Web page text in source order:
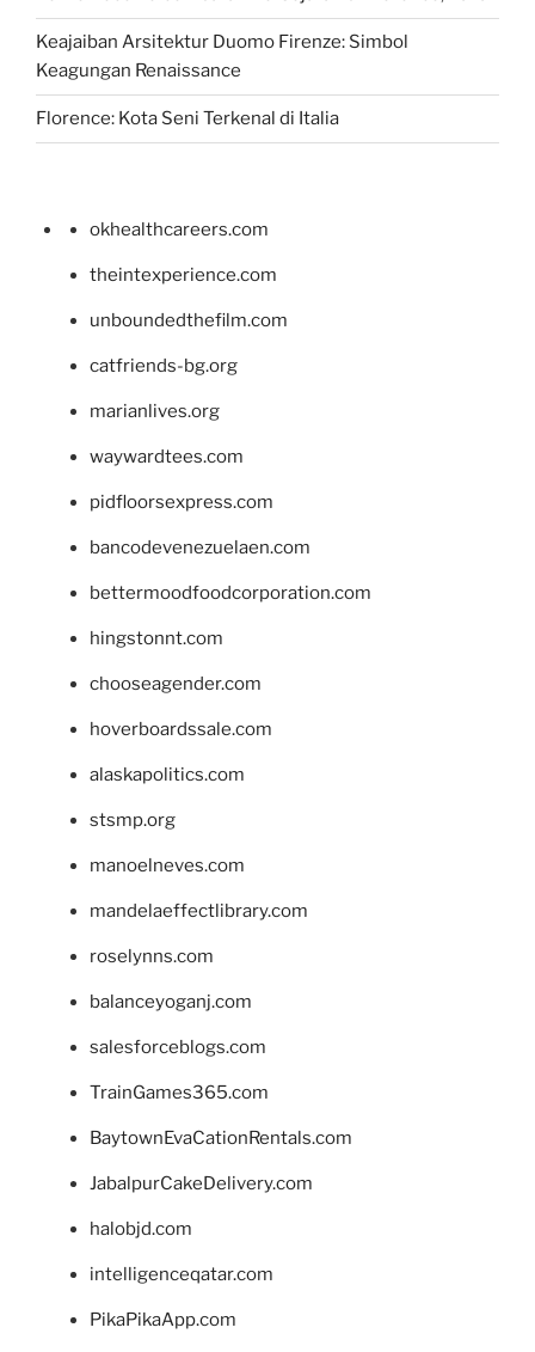
Keajaiban Arsitektur Duomo Firenze: Simbol
Keagungan Renaissance
Florence: Kota Seni Terkenal di Italia
okhealthcareers.com
theintexperience.com
unboundedthefilm.com
catfriends-bg.org
marianlives.org
waywardtees.com
pidfloorsexpress.com
bancodevenezuelaen.com
bettermoodfoodcorporation.com
hingstonnt.com
chooseagender.com
hoverboardssale.com
alaskapolitics.com
stsmp.org
manoelneves.com
mandelaeffectlibrary.com
roselynns.com
balanceyoganj.com
salesforceblogs.com
TrainGames365.com
BaytownEvaCationRentals.com
JabalpurCakeDelivery.com
halobjd.com
intelligenceqatar.com
PikaPikaApp.com